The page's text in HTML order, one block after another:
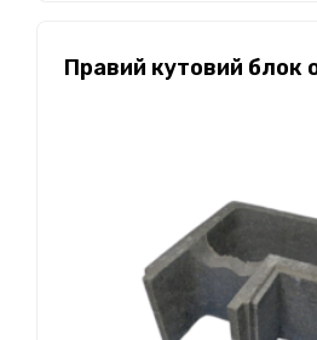
Правий кутовий блок